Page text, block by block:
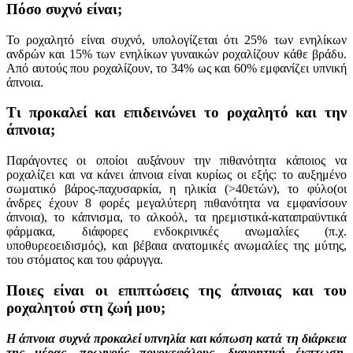
Πόσο συχνό είναι;
Το ροχαλητό είναι συχνό, υπολογίζεται ότι 25% των ενηλίκων
ανδρών και 15% των ενηλίκων γυναικών ροχαλίζουν κάθε βράδυ.
Από αυτούς που ροχαλίζουν, το 34% ως και 60% εμφανίζει υπνική
άπνοια.
Τι προκαλεί και επιδεινώνει το ροχαλητό και την
άπνοια;
Παράγοντες οι οποίοι αυξάνουν την πιθανότητα κάποιος να
ροχαλίζει και να κάνει άπνοια είναι κυρίως οι εξής: το αυξημένο
σωματικό βάρος-παχυσαρκία, η ηλικία (>40ετών), το φύλο(οι
άνδρες έχουν 8 φορές μεγαλύτερη πιθανότητα να εμφανίσουν
άπνοια), το κάπνισμα, το αλκοόλ, τα ηρεμιστικά-καταπραϋντικά
φάρμακα, διάφορες ενδοκρινικές ανωμαλίες (π.χ.
υποθυρεοειδισμός), και βέβαια ανατομικές ανωμαλίες της μύτης,
του στόματος και του φάρυγγα.
Ποιες είναι οι επιπτώσεις της άπνοιας και του
ροχαλητού στη ζωή μου;
Η άπνοια συχνά προκαλεί υπνηλία και κόπωση κατά τη διάρκεια